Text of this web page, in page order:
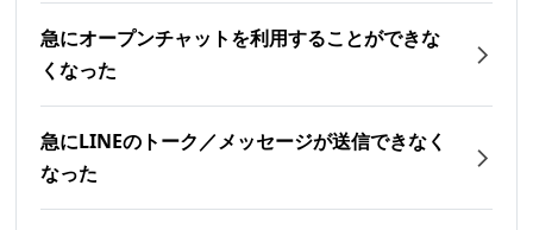
急にオープンチャットを利用することができな
くなった
急にLINEのトーク／メッセージが送信できなく
なった